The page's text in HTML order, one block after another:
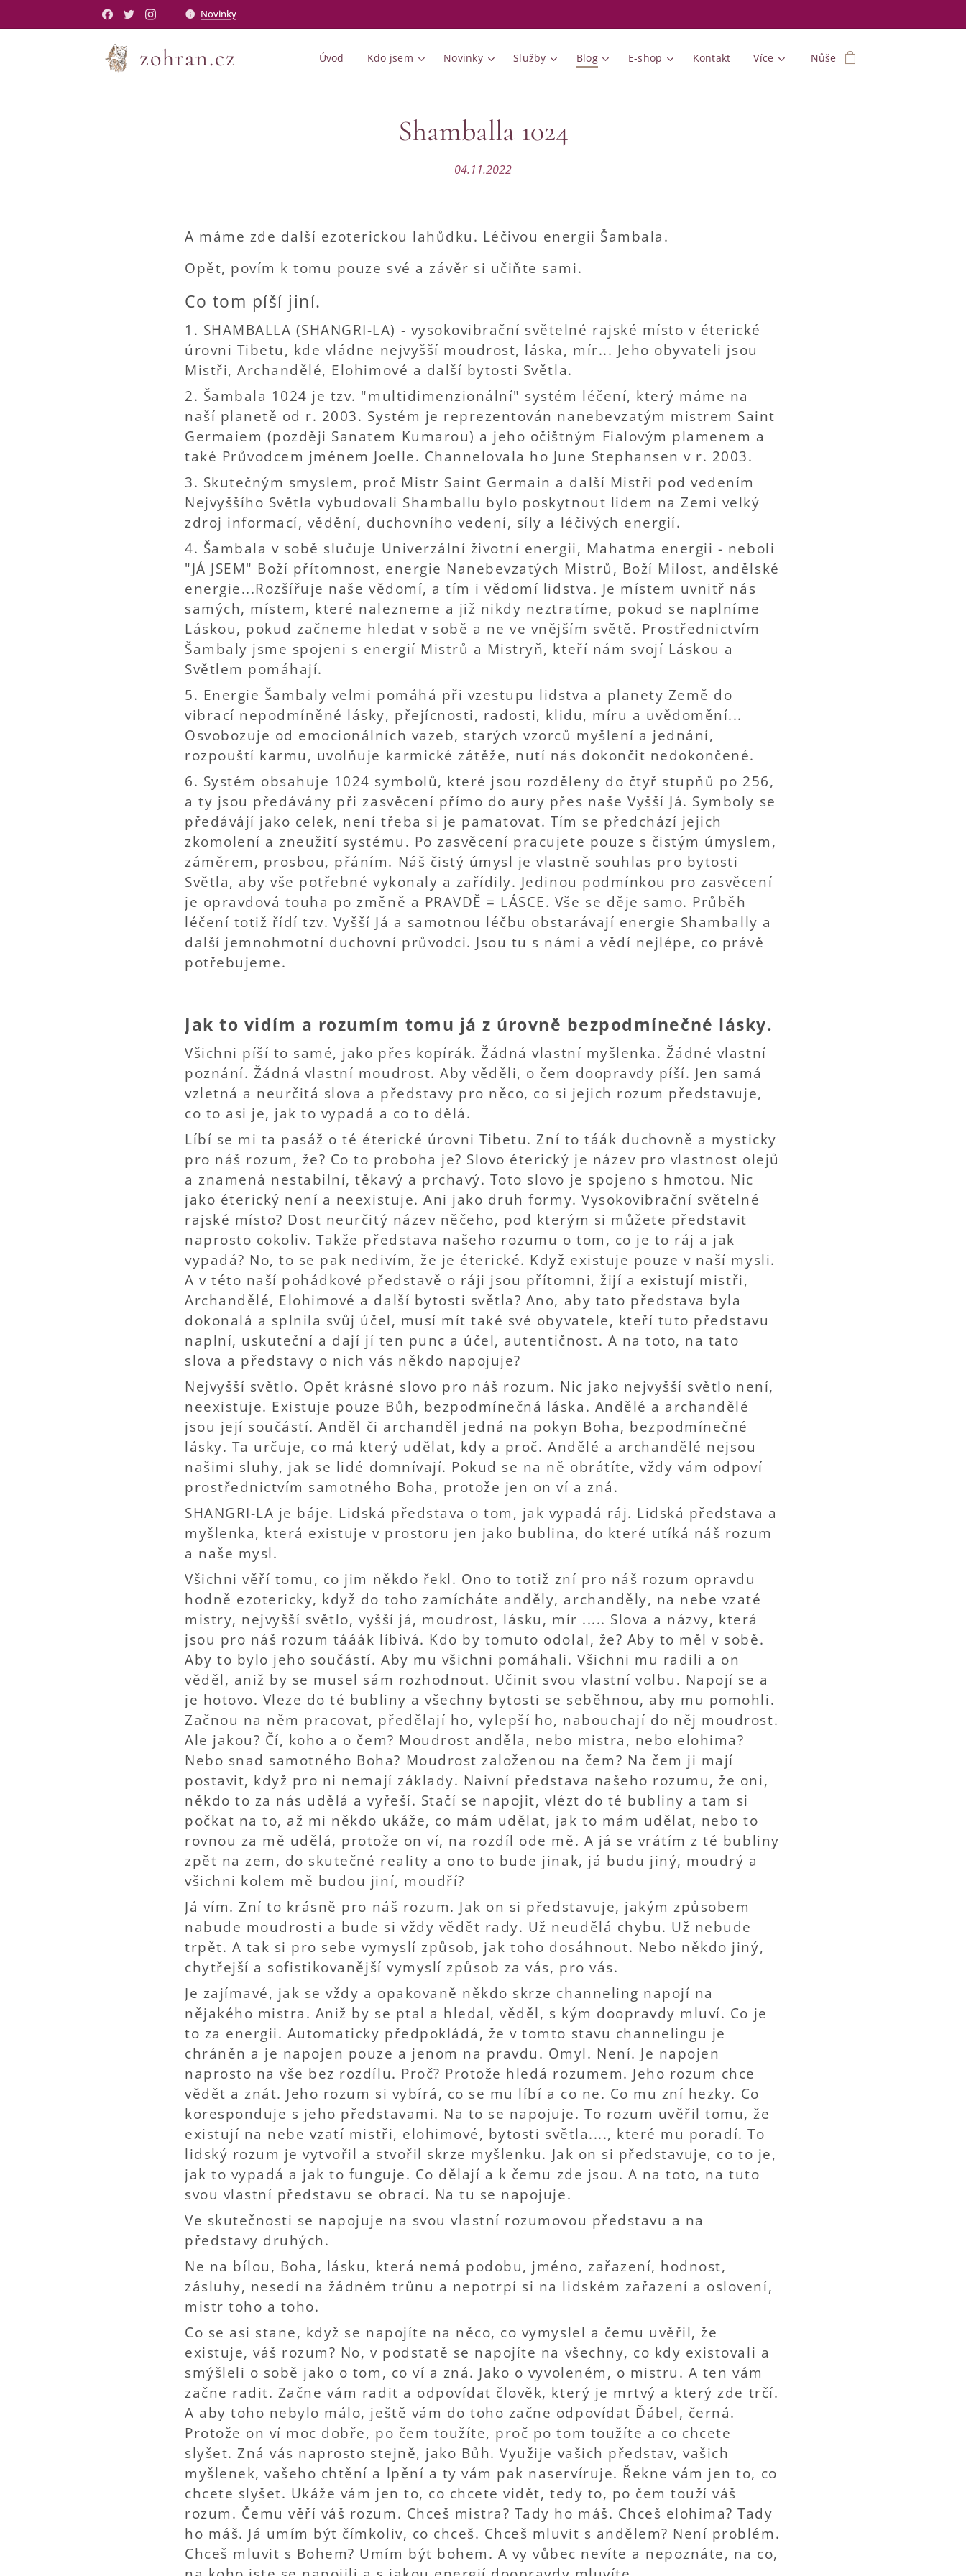
Novinky
zohran.cz Úvod Kdo jsem Novinky Služby Blog E-shop Kontakt Více Nůše
Shamballa 1024
04.11.2022
A máme zde další ezoterickou lahůdku. Léčivou energii Šambala.
Opět, povím k tomu pouze své a závěr si učiňte sami.
Co tom píší jiní.
1. SHAMBALLA (SHANGRI-LA) - vysokovibrační světelné rajské místo v éterické
úrovni Tibetu, kde vládne nejvyšší moudrost, láska, mír... Jeho obyvateli jsou
Mistři, Archandělé, Elohimové a další bytosti Světla.
2. Šambala 1024 je tzv. "multidimenzionální" systém léčení, který máme na
naší planetě od r. 2003. Systém je reprezentován nanebevzatým mistrem Saint
Germaiem (později Sanatem Kumarou) a jeho očištným Fialovým plamenem a
také Průvodcem jménem Joelle. Channelovala ho June Stephansen v r. 2003.
3. Skutečným smyslem, proč Mistr Saint Germain a další Mistři pod vedením
Nejvyššího Světla vybudovali Shamballu bylo poskytnout lidem na Zemi velký
zdroj informací, vědění, duchovního vedení, síly a léčivých energií.
4. Šambala v sobě slučuje Univerzální životní energii, Mahatma energii - neboli
"JÁ JSEM" Boží přítomnost, energie Nanebevzatých Mistrů, Boží Milost, andělské
energie...Rozšířuje naše vědomí, a tím i vědomí lidstva. Je místem uvnitř nás
samých, místem, které nalezneme a již nikdy neztratíme, pokud se naplníme
Láskou, pokud začneme hledat v sobě a ne ve vnějším světě. Prostřednictvím
Šambaly jsme spojeni s energií Mistrů a Mistryň, kteří nám svojí Láskou a
Světlem pomáhají.
5. Energie Šambaly velmi pomáhá při vzestupu lidstva a planety Země do
vibrací nepodmíněné lásky, přejícnosti, radosti, klidu, míru a uvědomění...
Osvobozuje od emocionálních vazeb, starých vzorců myšlení a jednání,
rozpouští karmu, uvolňuje karmické zátěže, nutí nás dokončit nedokončené.
6. Systém obsahuje 1024 symbolů, které jsou rozděleny do čtyř stupňů po 256,
a ty jsou předávány při zasvěcení přímo do aury přes naše Vyšší Já. Symboly se
předávájí jako celek, není třeba si je pamatovat. Tím se předchází jejich
zkomolení a zneužití systému. Po zasvěcení pracujete pouze s čistým úmyslem,
záměrem, prosbou, přáním. Náš čistý úmysl je vlastně souhlas pro bytosti
Světla, aby vše potřebné vykonaly a zařídily. Jedinou podmínkou pro zasvěcení
je opravdová touha po změně a PRAVDĚ = LÁSCE. Vše se děje samo. Průběh
léčení totiž řídí tzv. Vyšší Já a samotnou léčbu obstarávají energie Shambally a
další jemnohmotní duchovní průvodci. Jsou tu s námi a vědí nejlépe, co právě
potřebujeme.
Jak to vidím a rozumím tomu já z úrovně bezpodmínečné lásky.
Všichni píší to samé, jako přes kopírák. Žádná vlastní myšlenka. Žádné vlastní
poznání. Žádná vlastní moudrost. Aby věděli, o čem doopravdy píší. Jen samá
vzletná a neurčitá slova a představy pro něco, co si jejich rozum představuje,
co to asi je, jak to vypadá a co to dělá.
Líbí se mi ta pasáž o té éterické úrovni Tibetu. Zní to táák duchovně a mysticky
pro náš rozum, že? Co to proboha je? Slovo éterický je název pro vlastnost olejů
a znamená nestabilní, těkavý a prchavý. Toto slovo je spojeno s hmotou. Nic
jako éterický není a neexistuje. Ani jako druh formy. Vysokovibrační světelné
rajské místo? Dost neurčitý název něčeho, pod kterým si můžete představit
naprosto cokoliv. Takže představa našeho rozumu o tom, co je to ráj a jak
vypadá? No, to se pak nedivím, že je éterické. Když existuje pouze v naší mysli.
A v této naší pohádkové představě o ráji jsou přítomni, žijí a existují mistři,
Archandělé, Elohimové a další bytosti světla? Ano, aby tato představa byla
dokonalá a splnila svůj účel, musí mít také své obyvatele, kteří tuto představu
naplní, uskuteční a dají jí ten punc a účel, autentičnost. A na toto, na tato
slova a představy o nich vás někdo napojuje?
Nejvyšší světlo. Opět krásné slovo pro náš rozum. Nic jako nejvyšší světlo není,
neexistuje. Existuje pouze Bůh, bezpodmínečná láska. Andělé a archandělé
jsou její součástí. Anděl či archanděl jedná na pokyn Boha, bezpodmínečné
lásky. Ta určuje, co má který udělat, kdy a proč. Andělé a archandělé nejsou
našimi sluhy, jak se lidé domnívají. Pokud se na ně obrátíte, vždy vám odpoví
prostřednictvím samotného Boha, protože jen on ví a zná.
SHANGRI-LA je báje. Lidská představa o tom, jak vypadá ráj. Lidská představa a
myšlenka, která existuje v prostoru jen jako bublina, do které utíká náš rozum
a naše mysl.
Všichni věří tomu, co jim někdo řekl. Ono to totiž zní pro náš rozum opravdu
hodně ezotericky, když do toho zamícháte anděly, archanděly, na nebe vzaté
mistry, nejvyšší světlo, vyšší já, moudrost, lásku, mír ..... Slova a názvy, která
jsou pro náš rozum tááák líbivá. Kdo by tomuto odolal, že? Aby to měl v sobě.
Aby to bylo jeho součástí. Aby mu všichni pomáhali. Všichni mu radili a on
věděl, aniž by se musel sám rozhodnout. Učinit svou vlastní volbu. Napojí se a
je hotovo. Vleze do té bubliny a všechny bytosti se seběhnou, aby mu pomohli.
Začnou na něm pracovat, předělají ho, vylepší ho, nabouchají do něj moudrost.
Ale jakou? Čí, koho a o čem? Moudrost anděla, nebo mistra, nebo elohima?
Nebo snad samotného Boha? Moudrost založenou na čem? Na čem ji mají
postavit, když pro ni nemají základy. Naivní představa našeho rozumu, že oni,
někdo to za nás udělá a vyřeší. Stačí se napojit, vlézt do té bubliny a tam si
počkat na to, až mi někdo ukáže, co mám udělat, jak to mám udělat, nebo to
rovnou za mě udělá, protože on ví, na rozdíl ode mě. A já se vrátím z té bubliny
zpět na zem, do skutečné reality a ono to bude jinak, já budu jiný, moudrý a
všichni kolem mě budou jiní, moudří?
Já vím. Zní to krásně pro náš rozum. Jak on si představuje, jakým způsobem
nabude moudrosti a bude si vždy vědět rady. Už neudělá chybu. Už nebude
trpět. A tak si pro sebe vymyslí způsob, jak toho dosáhnout. Nebo někdo jiný,
chytřejší a sofistikovanější vymyslí způsob za vás, pro vás.
Je zajímavé, jak se vždy a opakovaně někdo skrze channeling napojí na
nějakého mistra. Aniž by se ptal a hledal, věděl, s kým doopravdy mluví. Co je
to za energii. Automaticky předpokládá, že v tomto stavu channelingu je
chráněn a je napojen pouze a jenom na pravdu. Omyl. Není. Je napojen
naprosto na vše bez rozdílu. Proč? Protože hledá rozumem. Jeho rozum chce
vědět a znát. Jeho rozum si vybírá, co se mu líbí a co ne. Co mu zní hezky. Co
koresponduje s jeho představami. Na to se napojuje. To rozum uvěřil tomu, že
existují na nebe vzatí mistři, elohimové, bytosti světla...., které mu poradí. To
lidský rozum je vytvořil a stvořil skrze myšlenku. Jak on si představuje, co to je,
jak to vypadá a jak to funguje. Co dělají a k čemu zde jsou. A na toto, na tuto
svou vlastní představu se obrací. Na tu se napojuje.
Ve skutečnosti se napojuje na svou vlastní rozumovou představu a na
představy druhých.
Ne na bílou, Boha, lásku, která nemá podobu, jméno, zařazení, hodnost,
zásluhy, nesedí na žádném trůnu a nepotrpí si na lidském zařazení a oslovení,
mistr toho a toho.
Co se asi stane, když se napojíte na něco, co vymyslel a čemu uvěřil, že
existuje, váš rozum? No, v podstatě se napojíte na všechny, co kdy existovali a
smýšleli o sobě jako o tom, co ví a zná. Jako o vyvoleném, o mistru. A ten vám
začne radit. Začne vám radit a odpovídat člověk, který je mrtvý a který zde trčí.
A aby toho nebylo málo, ještě vám do toho začne odpovídat Ďábel, černá.
Protože on ví moc dobře, po čem toužíte, proč po tom toužíte a co chcete
slyšet. Zná vás naprosto stejně, jako Bůh. Využije vašich představ, vašich
myšlenek, vašeho chtění a lpění a ty vám pak naservíruje. Řekne vám jen to, co
chcete slyšet. Ukáže vám jen to, co chcete vidět, tedy to, po čem touží váš
rozum. Čemu věří váš rozum. Chceš mistra? Tady ho máš. Chceš elohima? Tady
ho máš. Já umím být čímkoliv, co chceš. Chceš mluvit s andělem? Není problém.
Chceš mluvit s Bohem? Umím být bohem. A vy vůbec nevíte a nepoznáte, na co,